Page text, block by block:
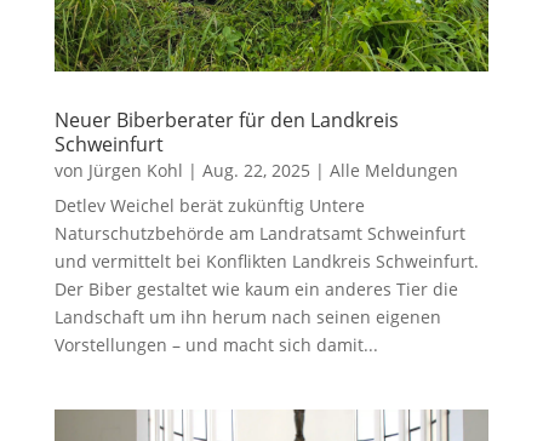
Neuer Biberberater für den Landkreis
Schweinfurt
von Jürgen Kohl | Aug. 22, 2025 | Alle Meldungen
Detlev Weichel berät zukünftig Untere
Naturschutzbehörde am Landratsamt Schweinfurt
und vermittelt bei Konflikten Landkreis Schweinfurt.
Der Biber gestaltet wie kaum ein anderes Tier die
Landschaft um ihn herum nach seinen eigenen
Vorstellungen – und macht sich damit...